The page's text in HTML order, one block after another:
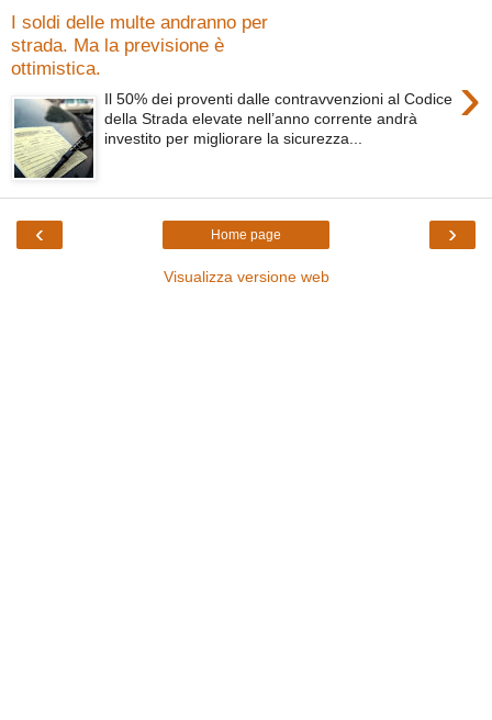
I soldi delle multe andranno per
strada. Ma la previsione è
ottimistica.
›
Il 50% dei proventi dalle contravvenzioni al Codice
della Strada elevate nell’anno corrente andrà
investito per migliorare la sicurezza...
‹ ›
Home page
Visualizza versione web